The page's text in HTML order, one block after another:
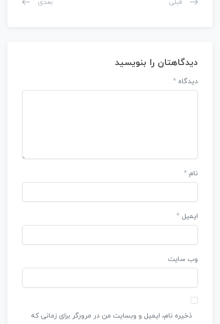
قبلی بعدی
دیدگاهتان را بنویسید
دیدگاه *
نام *
ایمیل *
وب‌ سایت
ذخیره نام، ایمیل و وبسایت من در مرورگر برای زمانی که